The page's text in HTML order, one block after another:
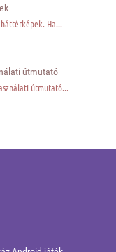
Ha...
útmutató
útmutató...